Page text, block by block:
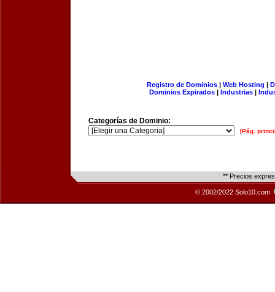
Registro de Dominios| Web Hosting |
Dominios Expirados | Industrias |
Categorías de Dominio:
[Pág.
** Precios
© 2002/2022 Solo10.com